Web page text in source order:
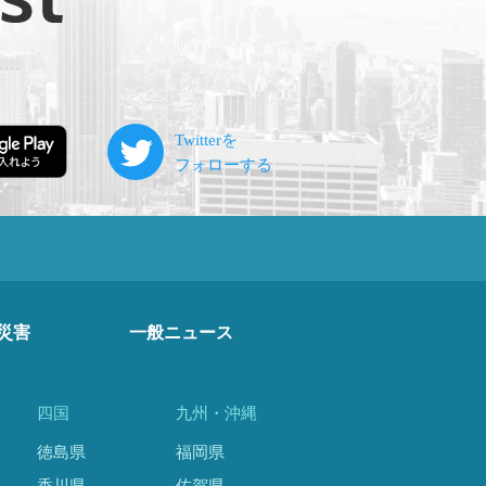
害 一般ニュース
四国
徳島県
九州・沖縄
福岡県